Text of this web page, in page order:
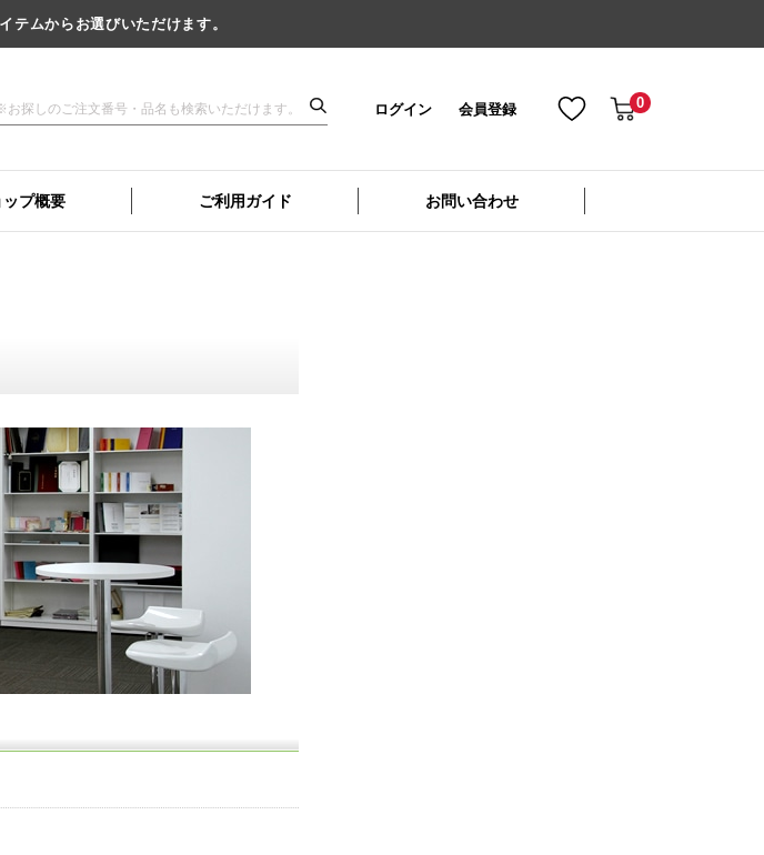
テムからお選びいただけます。
ログイン 会員登録 0
ップ概要 ご利用ガイド お問い合わせ